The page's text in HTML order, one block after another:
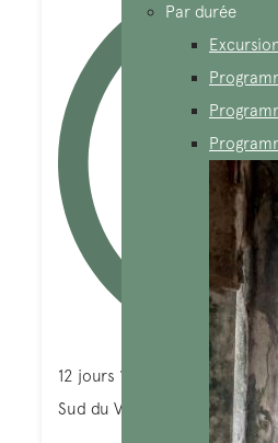
Par durée
12 jours 11 nuits
Sud du Vietnam